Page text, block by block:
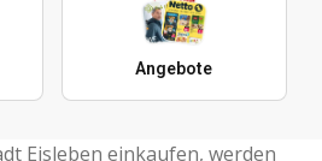
Angebote
Eisleben einkaufen, werden